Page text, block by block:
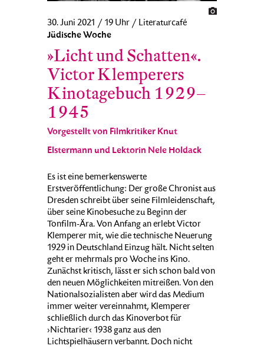
30. Juni 2021 / 19 Uhr / Literaturcafé
Jüdische Woche
»Licht und Schatten«.
Victor Klemperers
Kinotagebuch 1929–
1945
Vorgestellt von Filmkritiker Knut
Elstermann und Lektorin Nele Holdack
Es ist eine bemerkenswerte
Erstveröffentlichung: Der große Chronist aus
Dresden schreibt über seine Filmleidenschaft,
über seine Kinobesuche zu Beginn der
Tonfilm-Ära. Von Anfang an erlebt Victor
Klemperer mit, wie die technische Neuerung
1929 in Deutschland Einzug hält. Nicht selten
geht er mehrmals pro Woche ins Kino.
Zunächst kritisch, lässt er sich schon bald von
den neuen Möglichkeiten mitreißen. Von den
Nationalsozialisten aber wird das Medium
immer weiter vereinnahmt, Klemperer
schließlich durch das Kinoverbot für
›Nichtarier‹ 1938 ganz aus den
Lichtspielhäusern verbannt. Doch nicht